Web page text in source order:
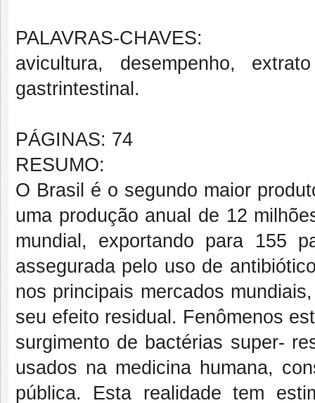
PALAVRAS-CHAVES:
avicultura, desempenho,
gastrintestinal.
PÁGINAS: 74
RESUMO:
O Brasil é o segundo maior
uma produção anual de 12
mundial, exportando para 155
assegurada pelo uso de
nos principais mercados
seu efeito residual. Fenômenos
surgimento de bactérias super-
usados na medicina humana,
pública. Esta realidade tem